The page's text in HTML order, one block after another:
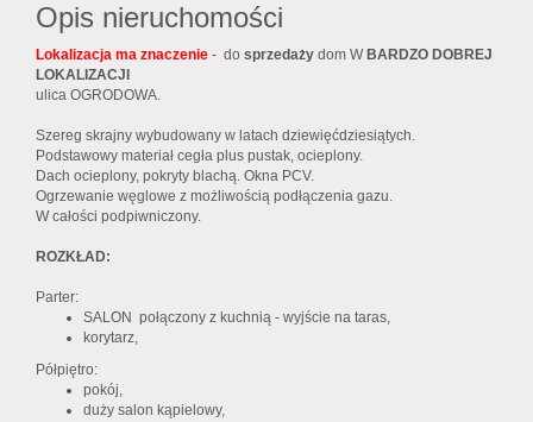
Opis nieruchomości
Lokalizacja ma znaczenie - do sprzedaży dom W BARDZO DOBREJ
LOKALIZACJI
ulica OGRODOWA.
Szereg skrajny wybudowany w latach dziewięćdziesiątych.
Podstawowy materiał cegła plus pustak, ocieplony.
Dach ocieplony, pokryty blachą. Okna PCV.
Ogrzewanie węglowe z możliwością podłączenia gazu.
W całości podpiwniczony.
ROZKŁAD:
Parter:
SALON połączony z kuchnią - wyjście na taras,
korytarz,
Półpiętro:
pokój,
duży salon kąpielowy,